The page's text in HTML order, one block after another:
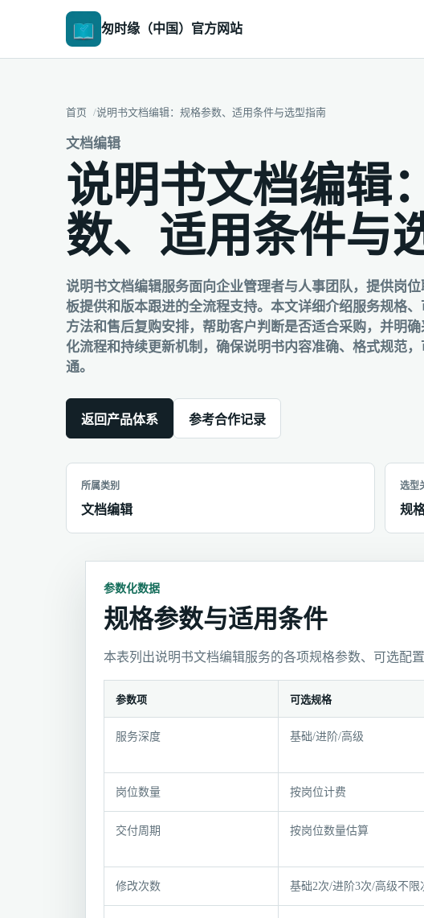
匆时缘（中国）官方网站
首页 说明书文档编辑：规格参数、适用条件与选型指南
文档编辑
说明书文档编辑
数、适用条件与
说明书文档编辑服务面向企业管理者与人事团队，提供岗
板提供和版本跟进的全流程支持。本文详细介绍服务规格
方法和售后复购安排，帮助客户判断是否适合采购，并明
化流程和持续更新机制，确保说明书内容准确、格式规范
通。
返回产品体系 参考合作记录
所属类别
文档编辑
选型
规
参数化数据
规格参数与适用条件
本表列出说明书文档编辑服务的各项规格参数、可选配
规
数
适
条
件
参数项 可选规格
服务深度 基础/进阶/高级
岗位数量 按岗位计费
交付周期 按岗位数量估算
修改次数 基础2次/进阶3次/高级不限